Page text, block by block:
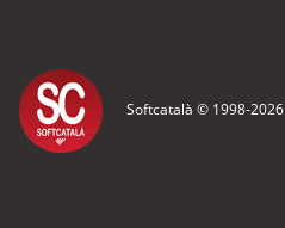
Softcatalà © 1998-2026